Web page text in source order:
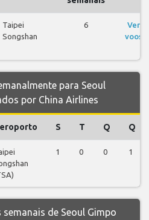
Taipei
Songshan
6
Ver
voos
para Seoul
por China Airlines
S T Q Q
1 0 0 1
de Seoul Gimpo